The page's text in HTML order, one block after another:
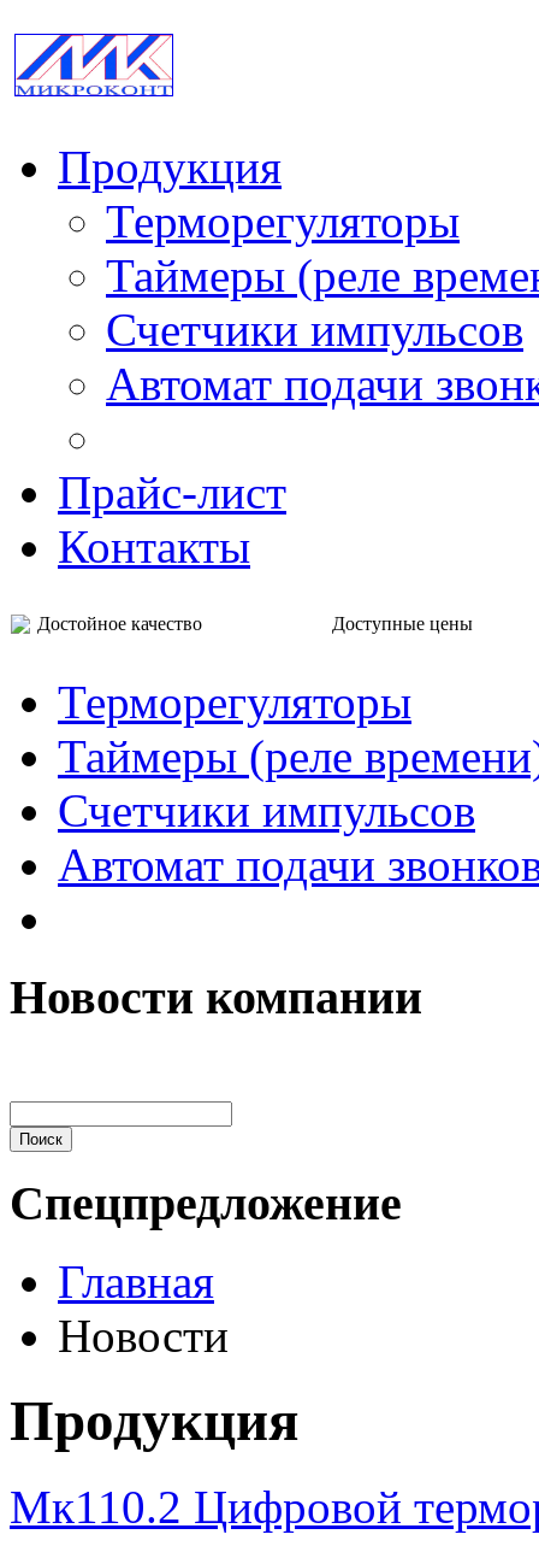
Продукция
Терморегуляторы
Таймеры (реле
Счетчики импульсов
Автомат подачи
Прайс-лист
Контакты
Достойное качество Доступные цены
Терморегуляторы
Таймеры (реле
Счетчики импульсов
Автомат подачи
Новости компании
Спецпредложение
Главная
Новости
Продукция
Мк110.2 Цифровой